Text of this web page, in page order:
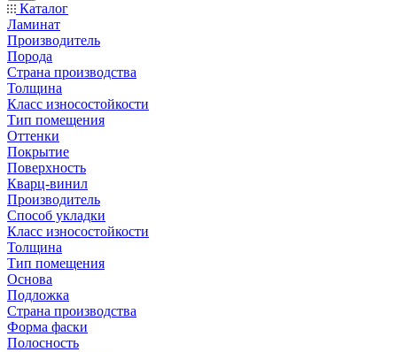
Каталог
Ламинат
Производитель
Порода
Страна производства
Толщина
Класс износостойкости
Тип помещения
Оттенки
Покрытие
Поверхность
Кварц-винил
Производитель
Способ укладки
Класс износостойкости
Толщина
Тип помещения
Основа
Подложка
Страна производства
Форма фаски
Полосность